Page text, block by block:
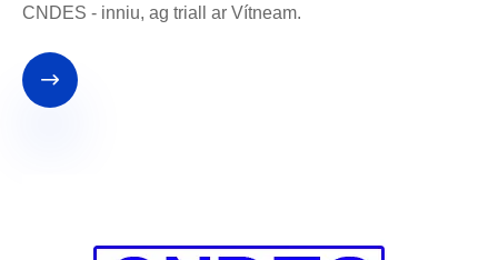
CNDES - inniu, ag triall ar Vítneam.
